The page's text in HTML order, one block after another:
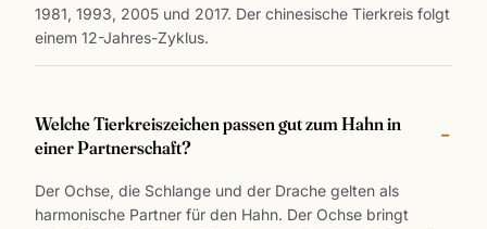
1981, 1993, 2005 und 2017. Der chinesische Tierkreis folgt
einem 12-Jahres-Zyklus.
Welche Tierkreiszeichen passen gut zum Hahn in
einer Partnerschaft?
Der Ochse, die Schlange und der Drache gelten als
harmonische Partner für den Hahn. Der Ochse bringt